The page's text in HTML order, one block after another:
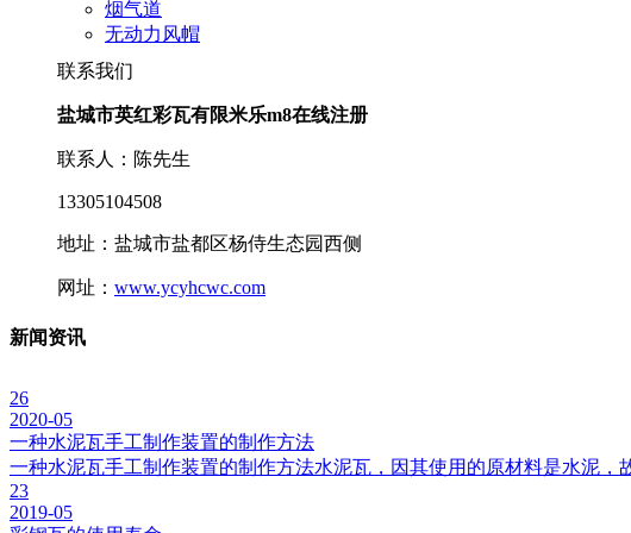
烟气道
无动力风帽
联系我们
盐城市英红彩瓦有限米乐m8在线注册
联系人：陈先生
13305104508
地址：盐城市盐都区杨侍生态园西侧
网址： www.ycyhcwc.com
新闻资讯
26
2020-05
一种水泥瓦手工制作装置的制作方法
一种水泥瓦手工制作装置的制作方法水泥瓦，因其使用的原材料是水泥
23
2019-05